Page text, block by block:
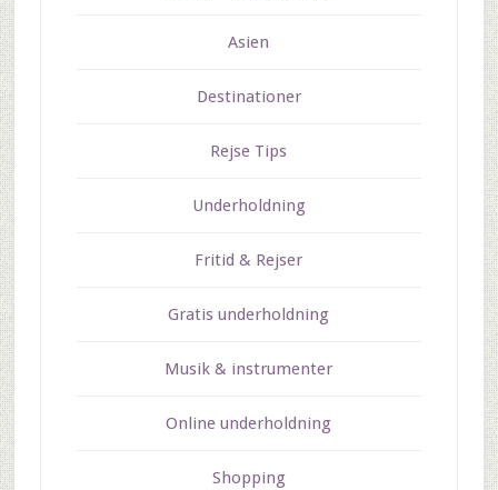
Asien
Destinationer
Rejse Tips
Underholdning
Fritid & Rejser
Gratis underholdning
Musik & instrumenter
Online underholdning
Shopping